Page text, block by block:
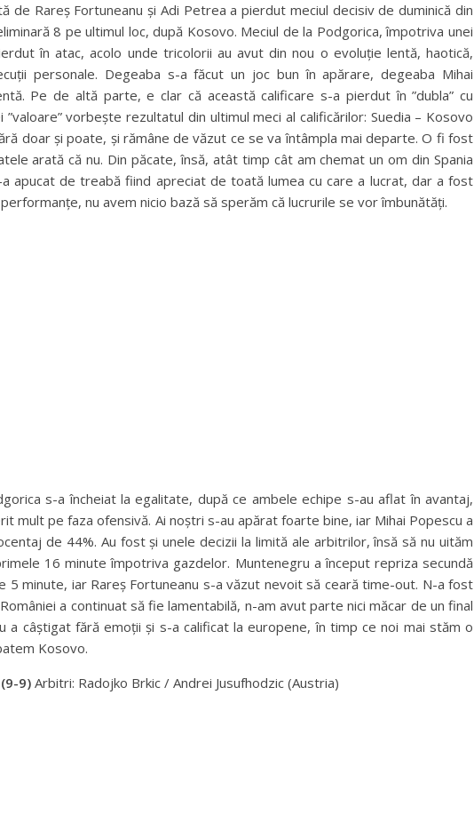
de Rareș Fortuneanu și Adi Petrea a pierdut meciul decisiv de duminică din
8 pe ultimul loc, după Kosovo. Meciul de la Podgorica, împotriva unei
în atac, acolo unde tricolorii au avut din nou o evoluție lentă, haotică,
personale. Degeaba s-a făcut un joc bun în apărare, degeaba Mihai
Pe de altă parte, e clar că această calificare s-a pierdut în ”dubla” cu
vorbește rezultatul din ultimul meci al calificărilor: Suedia – Kosovo
doar și poate, și rămâne de văzut ce se va întâmpla mai departe. O fi fost
arată că nu. Din păcate, însă, atât timp cât am chemat un om din Spania
apucat de treabă fiind apreciat de toată lumea cu care a lucrat, dar a fost
nu avem nicio bază să sperăm că lucrurile se vor îmbunătăți.
s-a încheiat la egalitate, după ce ambele echipe s-au aflat în avantaj,
mult pe faza ofensivă. Ai noștri s-au apărat foarte bine, iar Mihai Popescu a
de 44%. Au fost și unele decizii la limită ale arbitrilor, însă să nu uităm
16 minute împotriva gazdelor. Muntenegru a început repriza secundă
5 minute, iar Rareș Fortuneanu s-a văzut nevoit să ceară time-out. N-a fost
a continuat să fie lamentabilă, n-am avut parte nici măcar de un final
a câștigat fără emoții și s-a calificat la europene, în timp ce noi mai stăm o
Kosovo.
9) Arbitri: Radojko Brkic / Andrei Jusufhodzic (Austria)